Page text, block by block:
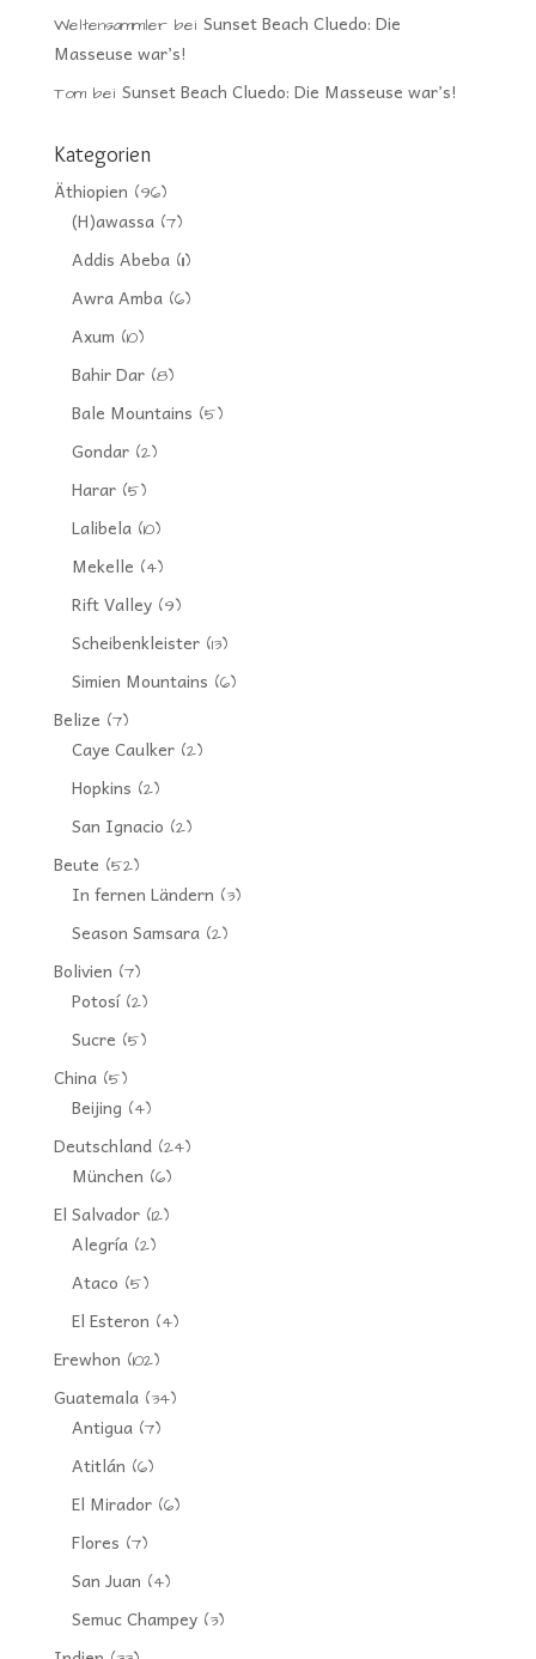
Weltensammlerbei Sunset Beach Cluedo: Die
Masseuse war’s!
Tombei Sunset Beach Cluedo: Die Masseuse war’s!
Kategorien
Äthiopien (96)
(H)awassa(7)
Addis Abeba(11)
Awra Amba(6)
Axum (10)
Bahir Dar(8)
Bale Mountains (5)
Gondar(2)
Harar(5)
Lalibela(10)
Mekelle (4)
Rift Valley(9)
Scheibenkleister(13)
Simien Mountains (6)
Belize (7)
Caye Caulker(2)
Hopkins (2)
San Ignacio (2)
Beute (52)
In fernen Ländern (3)
Season Samsara(2)
Bolivien (7)
Potosí(2)
Sucre (5)
China(5)
Beijing (4)
Deutschland(24)
München (6)
El Salvador(12)
Alegría(2)
Ataco (5)
El Esteron (4)
Erewhon (102)
Guatemala(34)
Antigua(7)
Atitlán (6)
El Mirador(6)
Flores (7)
San Juan (4)
Semuc Champey(3)